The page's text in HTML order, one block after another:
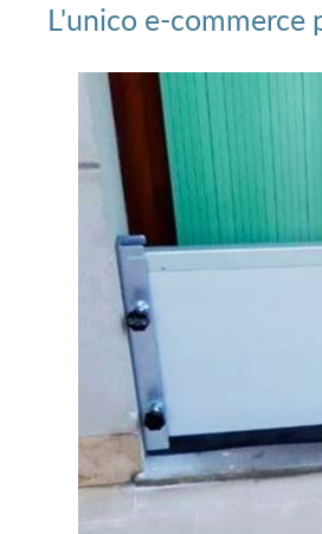
L'unico e-commerce